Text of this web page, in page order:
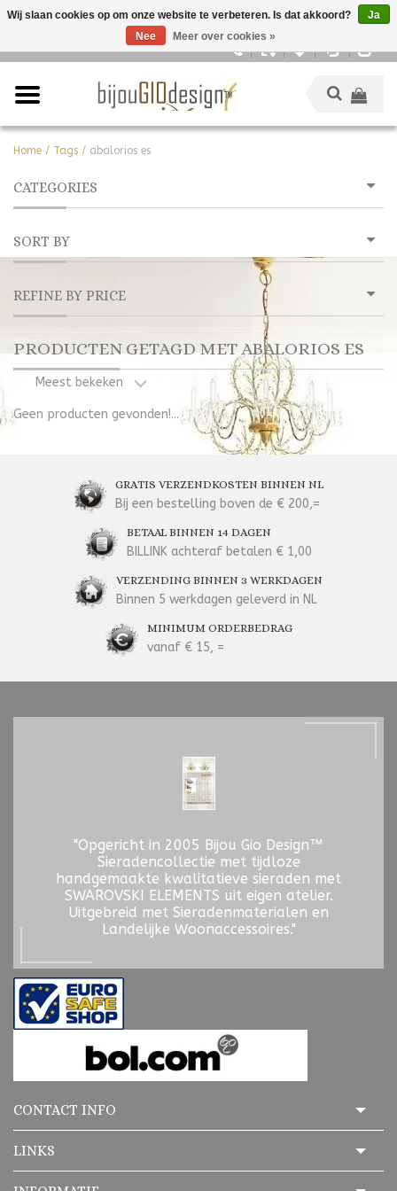
Home / Tags / abalorios es
CATEGORIES
SORT BY
REFINE BY PRICE
PRODUCTEN GETAGD MET ABALORIOS ES
Meest bekeken
Geen producten gevonden!...
GRATIS VERZENDKOSTEN BINNEN NL
Bij een bestelling boven de € 200,=
BETAAL BINNEN 14 DAGEN
BILLINK achteraf betalen € 1,00
VERZENDING BINNEN 3 WERKDAGEN
Binnen 5 werkdagen geleverd in NL
MINIMUM ORDERBEDRAG
vanaf € 15, =
"Opgericht in 2005 Bijou Gio Design™
Sieradencollectie met tijdloze
handgemaakte kwalitatieve sieraden met
SWAROVSKI ELEMENTS uit eigen atelier.
Uitgebreid met Sieradenmaterialen en
Landelijke Woonaccessoires."
CONTACT INFO
LINKS
Wij slaan cookies op om onze website te verbeteren. Is dat akkoord?
Ja
Nee
Meer over cookies »